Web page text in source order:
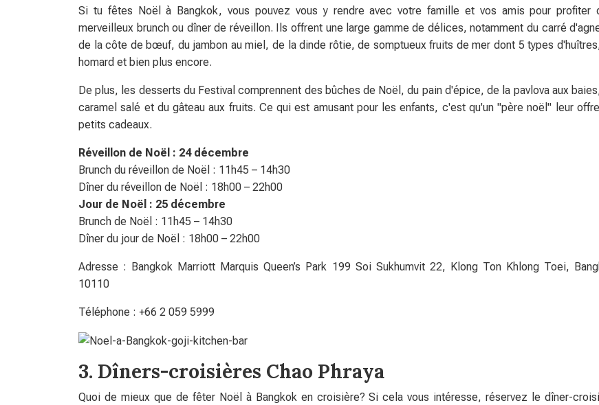
Si tu fêtes Noël à Bangkok, vous pouvez vous y rendre avec votre famille et vos amis pour profiter
merveilleux brunch ou dîner de réveillon. Ils offrent une large gamme de délices, notamment du carré
de la côte de bœuf, du jambon au miel, de la dinde rôtie, de somptueux fruits de mer dont 5 types
homard et bien plus encore.
De plus, les desserts du Festival comprennent des bûches de Noël, du pain d'épice, de la pavlova aux
caramel salé et du gâteau aux fruits. Ce qui est amusant pour les enfants, c'est qu'un "père noël" leur
petits cadeaux.
Réveillon de Noël : 24 décembre
Brunch du réveillon de Noël : 11h45 – 14h30
Dîner du réveillon de Noël : 18h00 – 22h00
Jour de Noël : 25 décembre
Brunch de Noël : 11h45 – 14h30
Dîner du jour de Noël : 18h00 – 22h00
Adresse : Bangkok Marriott Marquis Queen’s Park 199 Soi Sukhumvit 22, Klong Ton Khlong Toei,
10110
Téléphone : +66 2 059 5999
3. Dîners-croisières Chao Phraya
Quoi de mieux que de fêter Noël à Bangkok en croisière? Si cela vous intéresse, réservez le dîner-